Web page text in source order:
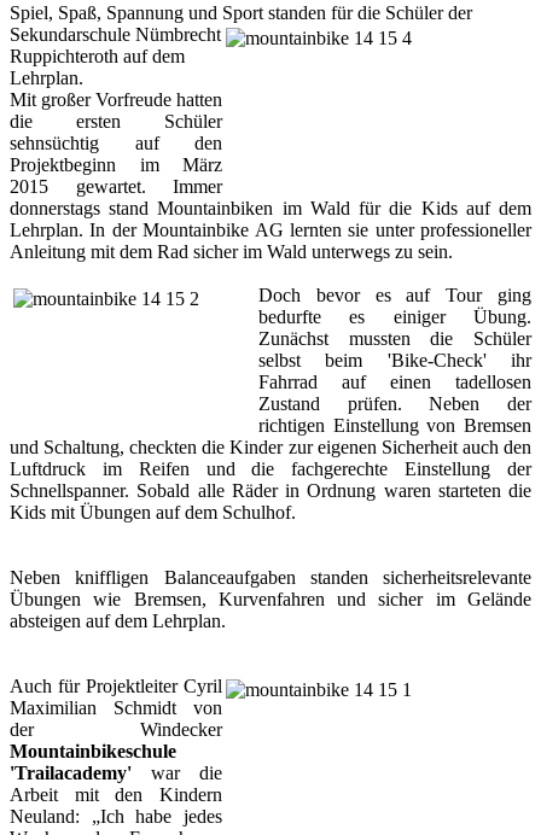
Spiel, Spaß, Spannung und Sport standen für die Schüler der
Sekundarschule Nümbrecht
Ruppichteroth auf dem
Lehrplan.
Mit großer Vorfreude hatten
die ersten Schüler
sehnsüchtig auf den
Projektbeginn im März
2015 gewartet. Immer
donnerstags stand Mountainbiken im Wald für die Kids auf dem
Lehrplan. In der Mountainbike AG lernten sie unter professioneller
Anleitung mit dem Rad sicher im Wald unterwegs zu sein.
Doch bevor es auf Tour ging
bedurfte es einiger Übung.
Zunächst mussten die Schüler
selbst beim 'Bike-Check' ihr
Fahrrad auf einen tadellosen
Zustand prüfen. Neben der
richtigen Einstellung von Bremsen
und Schaltung, checkten die Kinder zur eigenen Sicherheit auch den
Luftdruck im Reifen und die fachgerechte Einstellung der
Schnellspanner. Sobald alle Räder in Ordnung waren starteten die
Kids mit Übungen auf dem Schulhof.
Neben kniffligen Balanceaufgaben standen sicherheitsrelevante
Übungen wie Bremsen, Kurvenfahren und sicher im Gelände
absteigen auf dem Lehrplan.
Auch für Projektleiter Cyril
Maximilian Schmidt von
der Windecker
Mountainbikeschule
'Trailacademy' war die
Arbeit mit den Kindern
Neuland: „Ich habe jedes